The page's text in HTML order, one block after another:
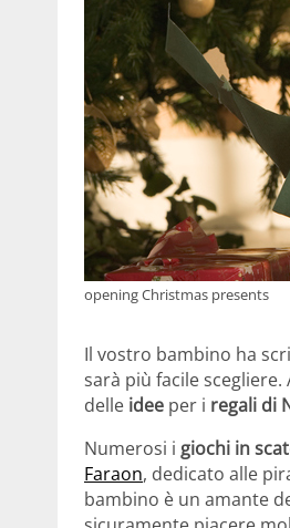
opening Christmas presents
Il vostro bambino ha
sarà più facile
delle idee per i regali di
Numerosi i giochi in
Faraon, dedicato alle
bambino è un amante